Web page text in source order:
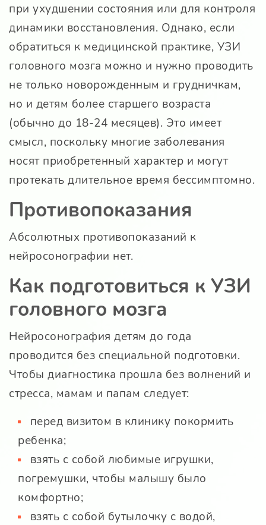
при ухудшении состояния или для контроля
динамики восстановления. Однако, если
обратиться к медицинской практике, УЗИ
головного мозга можно и нужно проводить
не только новорожденным и грудничкам,
но и детям более старшего возраста
(обычно до 18-24 месяцев). Это имеет
смысл, поскольку многие заболевания
носят приобретенный характер и могут
протекать длительное время бессимптомно.
Противопоказания
Абсолютных противопоказаний к
нейросонографии нет.
Как подготовиться к УЗИ
головного мозга
Нейросонография детям до года
проводится без специальной подготовки.
Чтобы диагностика прошла без волнений и
стресса, мамам и папам следует:
перед визитом в клинику покормить
ребенка;
взять с собой любимые игрушки,
погремушки, чтобы малышу было
комфортно;
взять с собой бутылочку с водой,